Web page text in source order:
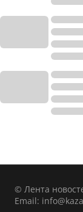
© Лента
Email: